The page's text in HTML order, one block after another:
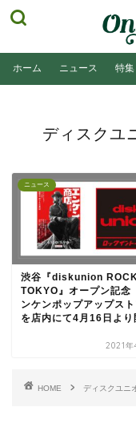
ホーム ニュース 特集
ディスクユ
ニュース
渋谷『diskunion
TOKYO』オープン記念
ンケンポップアップスト
を店内にて4月16日より
2021年
HOME ディスクユニ